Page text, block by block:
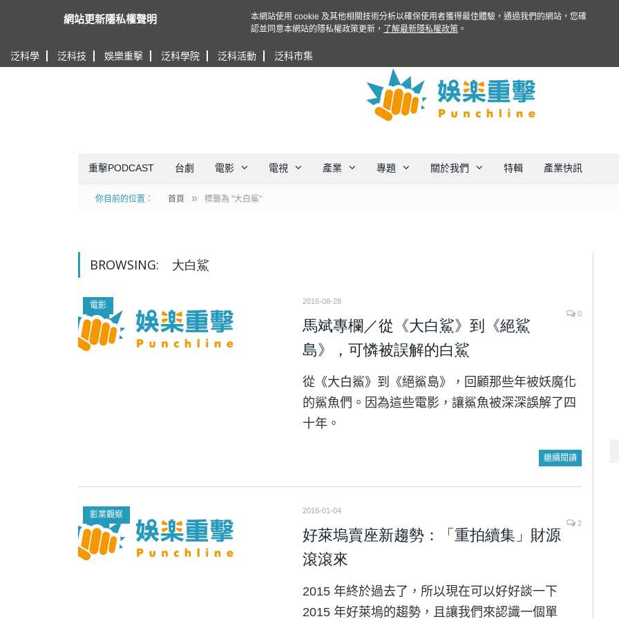
泛科學 泛科技 娛樂重擊 泛科學院 泛科活動 泛科市集
重擊PODCAST 台劇 電影 電視 產業 專題 關於我們 特輯 產業快訊
你目前的位置： 首頁 » 標籤為 "大白鯊"
BROWSING: 大白鯊
電影
2016-08-28
0
馬斌專欄／從《大白鯊》到《絕鯊
島》，可憐被誤解的白鯊
從《大白鯊》到《絕鯊島》，回顧那些年被妖魔化
的鯊魚們。因為這些電影，讓鯊魚被深深誤解了四
十年。
繼續閱讀
影業觀察
2016-01-04
2
好萊塢賣座新趨勢：「重拍續集」財源
滾滾來
2015 年終於過去了，所以現在可以好好談一下
2015 年好萊塢的趨勢，且讓我們來認識一個單
網站更新隱私權聲明
本網站使用 cookie 及其他相關技術分析以確保使用者獲得最佳體驗，通過我們的網站，您確
認並同意本網站的隱私權政策更新，
了解最新隱私權政策 。